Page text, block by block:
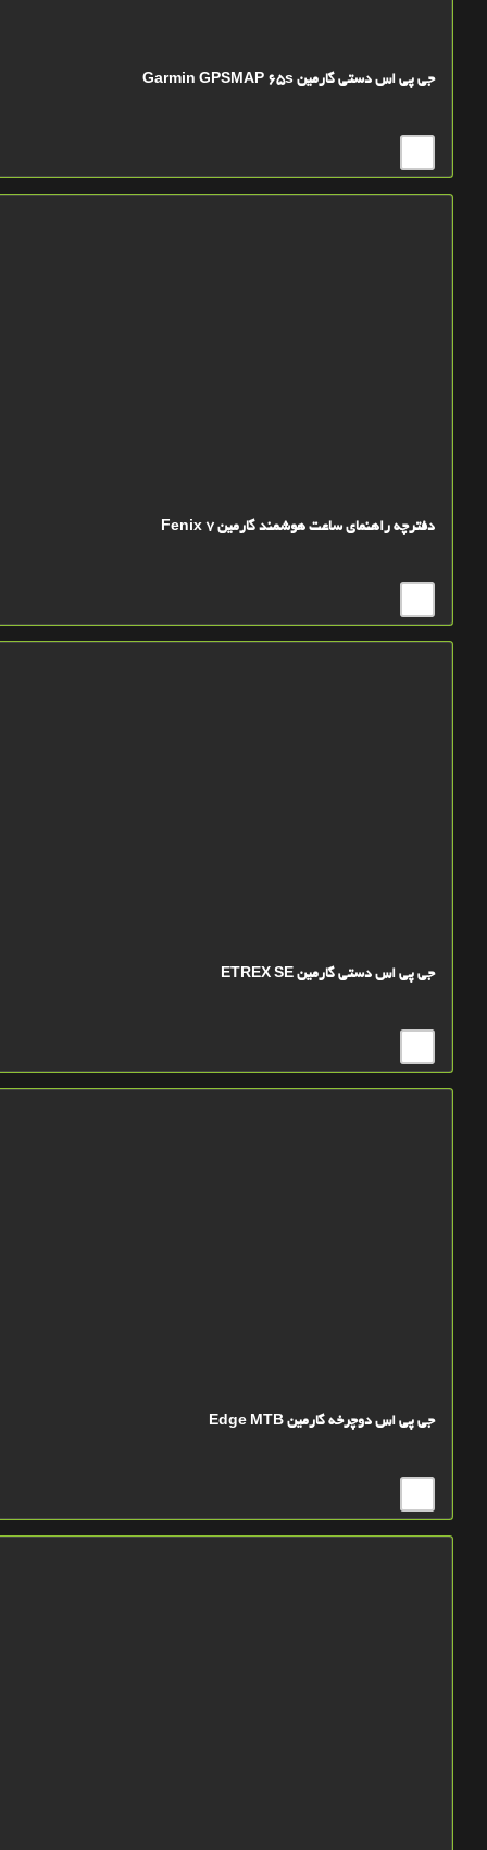
جی پی اس دستی گارمین Garmin GPSMAP 65s
دفترچه راهنمای ساعت هوشمند گارمین Fenix 7
جی پی اس دستی گارمین ETREX SE
جی پی اس دوچرخه گارمین Edge MTB